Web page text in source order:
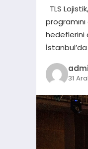
TLS
hedeflerini
31